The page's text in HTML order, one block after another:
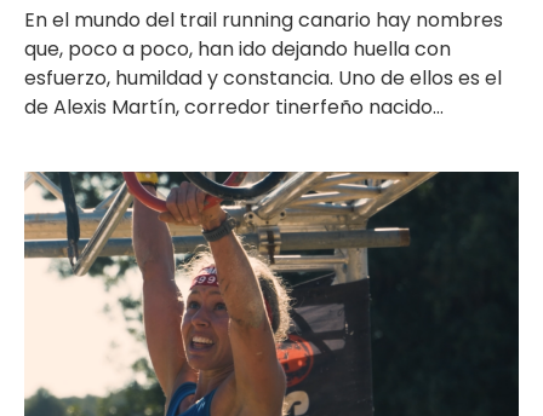
En el mundo del trail running canario hay nombres
que, poco a poco, han ido dejando huella con
esfuerzo, humildad y constancia. Uno de ellos es el
de Alexis Martín, corredor tinerfeño nacido...